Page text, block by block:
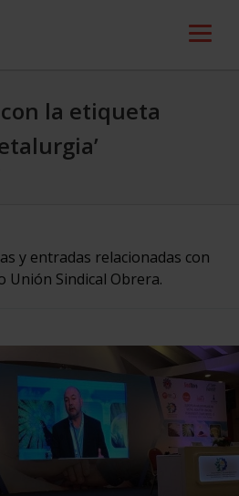
la etiqueta
y entradas relacionadas con
Unión Sindical Obrera.